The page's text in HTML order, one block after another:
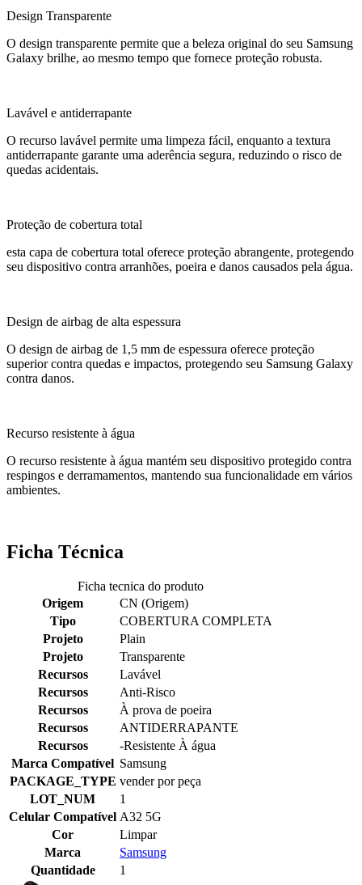
Design Transparente
O design transparente permite que a beleza original do seu Samsung
Galaxy brilhe, ao mesmo tempo que fornece proteção robusta.
Lavável e antiderrapante
O recurso lavável permite uma limpeza fácil, enquanto a textura
antiderrapante garante uma aderência segura, reduzindo o risco de
quedas acidentais.
Proteção de cobertura total
esta capa de cobertura total oferece proteção abrangente, protegendo
seu dispositivo contra arranhões, poeira e danos causados ​​pela água.
Design de airbag de alta espessura
O design de airbag de 1,5 mm de espessura oferece proteção
superior contra quedas e impactos, protegendo seu Samsung Galaxy
contra danos.
Recurso resistente à água
O recurso resistente à água mantém seu dispositivo protegido contra
respingos e derramamentos, mantendo sua funcionalidade em vários
ambientes.
Ficha Técnica
Ficha tecnica do produto
Origem
CN (Origem)
Tipo
COBERTURA COMPLETA
Projeto
Plain
Projeto
Transparente
Recursos
Lavável
Recursos
Anti-Risco
Recursos
À prova de poeira
Recursos
ANTIDERRAPANTE
Recursos
-Resistente À água
Marca Compatível Samsung
PACKAGE_TYPE vender por peça
LOT_NUM
1
Celular Compatível A32 5G
Cor
Limpar
Marca
Samsung
Quantidade
1